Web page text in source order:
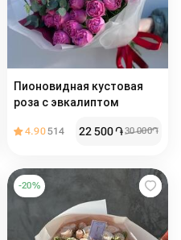
Пионовидная кустовая
роза с эвкалиптом
4.90514 22 500֏30 000֏
-20%